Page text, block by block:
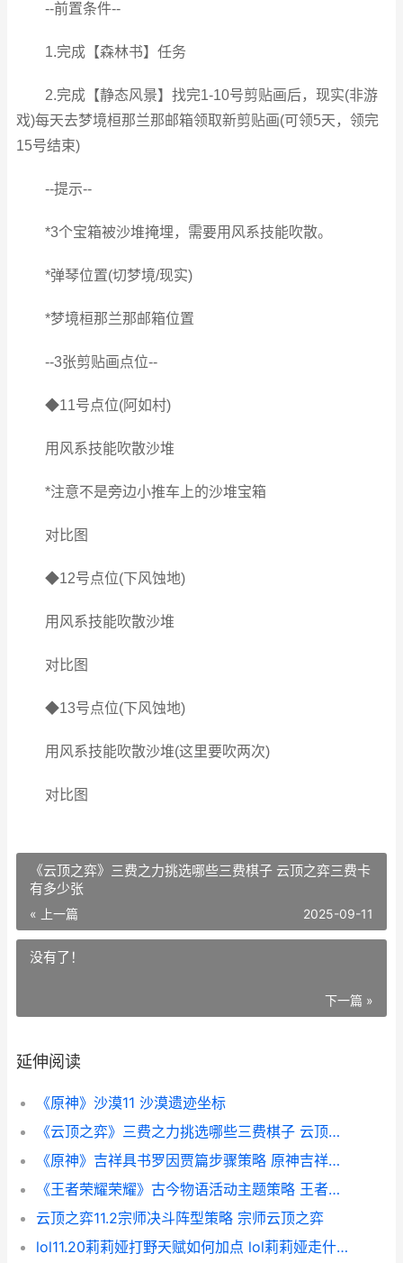
--前置条件--
1.完成【森林书】任务
2.完成【静态风景】找完1-10号剪贴画后，现实(非游
戏)每天去梦境桓那兰那邮箱领取新剪贴画(可领5天，领完
15号结束)
--提示--
*3个宝箱被沙堆掩埋，需要用风系技能吹散。
*弹琴位置(切梦境/现实)
*梦境桓那兰那邮箱位置
--3张剪贴画点位--
◆11号点位(阿如村)
用风系技能吹散沙堆
*注意不是旁边小推车上的沙堆宝箱
对比图
◆12号点位(下风蚀地)
用风系技能吹散沙堆
对比图
◆13号点位(下风蚀地)
用风系技能吹散沙堆(这里要吹两次)
对比图
《云顶之弈》三费之力挑选哪些三费棋子 云顶之弈三费卡
有多少张
« 上一篇 2025-09-11
没有了！
下一篇 »
延伸阅读
《原神》沙漠11 沙漠遗迹坐标
《云顶之弈》三费之力挑选哪些三费棋子 云顶之弈三费卡有多少张
《原神》吉祥具书罗因贾篇步骤策略 原神吉祥具书罗因贾篇阳卷
《王者荣耀荣耀》古今物语活动主题策略 王者荣耀荣耀之章命运篇免费观看完整版
云顶之弈11.2宗师决斗阵型策略 宗师云顶之弈
lol11.20莉莉娅打野天赋如何加点 lol莉莉娅走什么位置